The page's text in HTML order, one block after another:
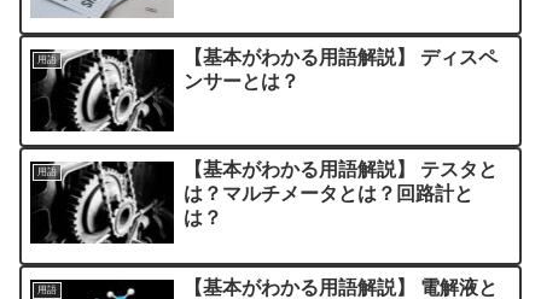
用語
【基本がわかる用語解説】 ディスペ
ンサーとは？
用語
【基本がわかる用語解説】 テスタと
は？マルチメータとは？回路計と
は？
用語
【基本がわかる用語解説】 電解液と